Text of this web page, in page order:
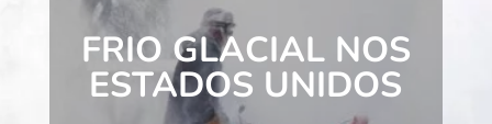
FRIO GLACIAL NOS
ESTADOS UNIDOS